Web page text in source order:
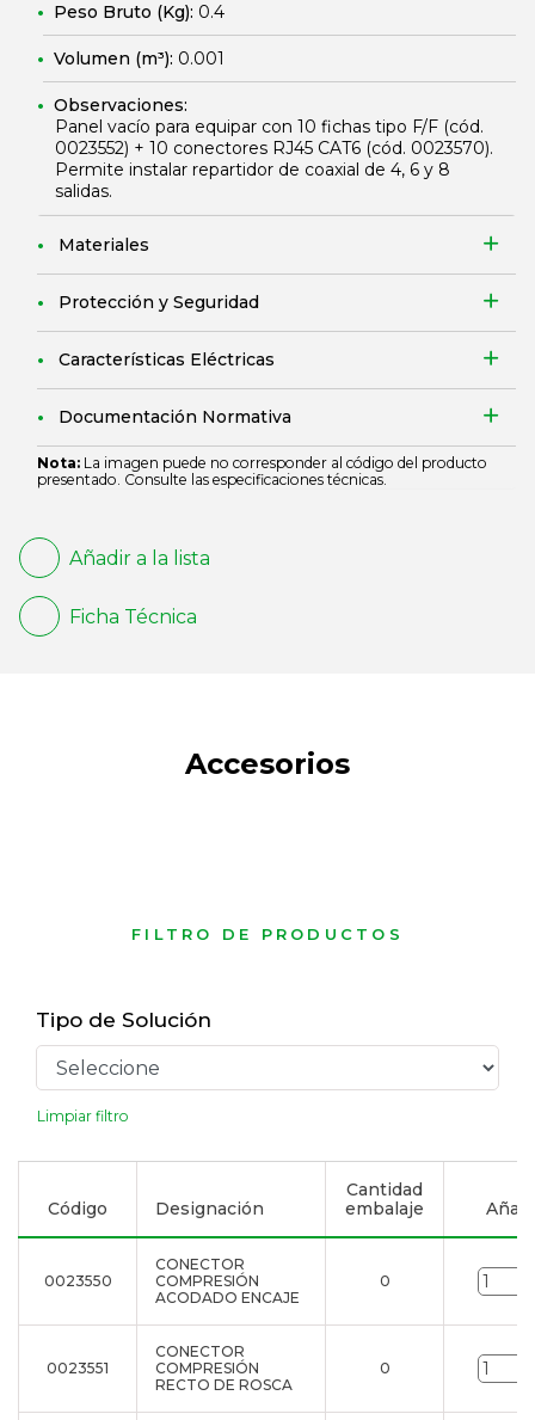
Peso Bruto (Kg): 0.4
Volumen (m³): 0.001
Observaciones:
Panel vacío para equipar con 10 fichas tipo F/F (cód.
0023552) + 10 conectores RJ45 CAT6 (cód. 0023570).
Permite instalar repartidor de coaxial de 4, 6 y 8
salidas.
Materiales
Protección y Seguridad
Características Eléctricas
Documentación Normativa
Nota: La imagen puede no corresponder al código del producto
presentado. Consulte las especificaciones técnicas.
Añadir a la lista
Ficha Técnica
Accesorios
FILTRO DE PRODUCTOS
Tipo de Solución
Limpiar filtro
Código Designación
Cantidad
embalaje
0023550
CONECTOR
COMPRESIÓN
ACODADO ENCAJE
0
0023551
CONECTOR
COMPRESIÓN
RECTO DE ROSCA
0